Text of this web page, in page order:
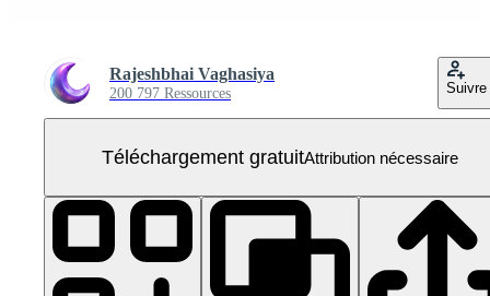
Rajeshbhai Vaghasiya
200 797 Ressources Suivre
Téléchargement gratuitAttribution nécessaire